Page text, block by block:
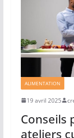
ALIMENTATION
19 avril 2025
Conseils
ateliers